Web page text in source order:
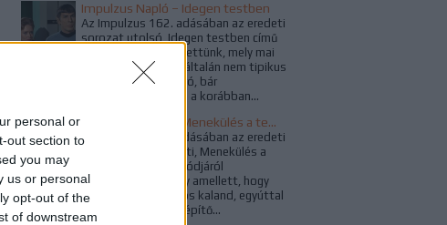
personal or
out section to
you may
us or personal
opt-out of the
of downstream
Impulzus Napló – Idegen testben
Az Impulzus 162. adásában az eredeti
sorozat utolsó, Idegen testben című
epizódjáról beszélgettünk, mely mai
szemmel nézve egyáltalán nem tipikus
évad-és sorozatzáró, bár
témaválasztásában a korábban...
Impulzus Napló – Menekülés a tegnapba
Az Impulzus 161. adásában az eredeti
sorozat utolsó előtti, Menekülés a
tegnapba című epizódjáról
beszélgettünk, mely amellett, hogy
klasszikus időutazós kaland, egyúttal
jól sikerült karakterépítő...